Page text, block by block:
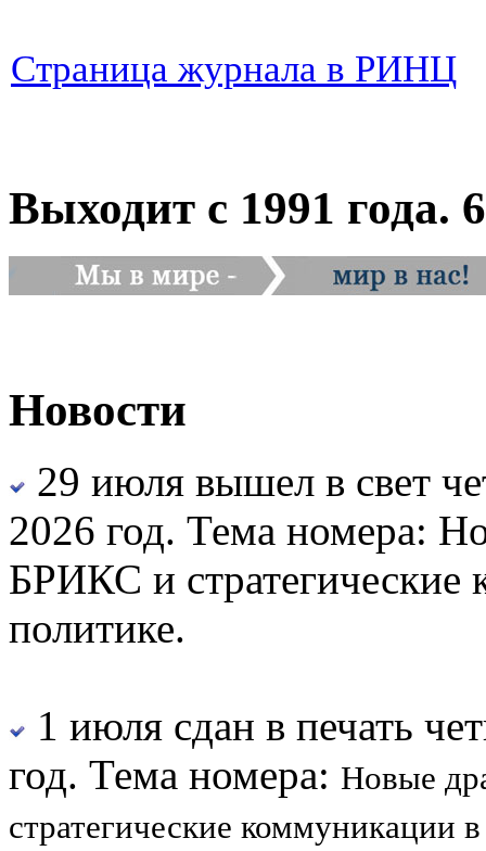
Страница журнала в РИНЦ
Выходит с 1991 года.
Новости
29 июля вышел в свет
2026 год. Тема номера:
БРИКС и стратегические
политике.
1 июля сдан в печать
год. Тема номера: Новые
стратегические коммуникации